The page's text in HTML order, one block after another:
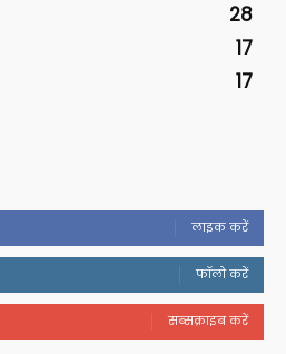
28
17
17
लाइक करें
फॉलो करें
सब्सक्राइब करें